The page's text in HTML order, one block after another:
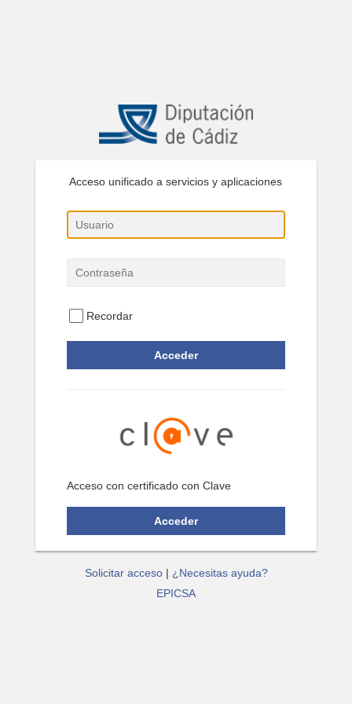
Acceso unificado a servicios y aplicaciones
Recordar
Acceso con certificado con Clave
Solicitar acceso| ¿Necesitas ayuda?
EPICSA